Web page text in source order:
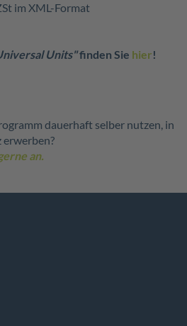
im XML-Format
Units"finden Sie hier!
dauerhaft selber nutzen, in
erwerben?
an.